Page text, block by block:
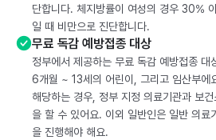
단합니다. 체지방률이 여성의 경우 30%
일 때 비만으로 진단합니다.
무료 독감 예방접종 대상
정부에서 제공하는 무료 독감 예방접종
6개월 ~ 13세의 어린이, 그리고 임산부에
해당하는 경우, 정부 지정 의료기관과 보
을 할 수 있어요. 이외 일반인은 일반 의료
을 진행해야 해요.